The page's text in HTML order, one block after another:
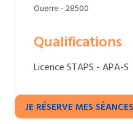
Ouerre - 28500
Qualifications
Licence STAPS - APA-S
JE RÉSERVE MES